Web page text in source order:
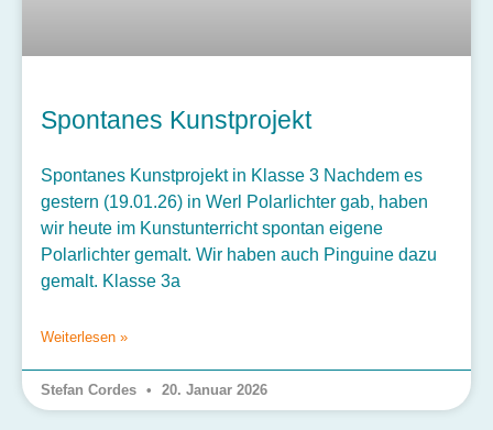
Spontanes Kunstprojekt
Spontanes Kunstprojekt in Klasse 3 Nachdem es
gestern (19.01.26) in Werl Polarlichter gab, haben
wir heute im Kunstunterricht spontan eigene
Polarlichter gemalt. Wir haben auch Pinguine dazu
gemalt. Klasse 3a
Weiterlesen »
Stefan Cordes 20. Januar 2026